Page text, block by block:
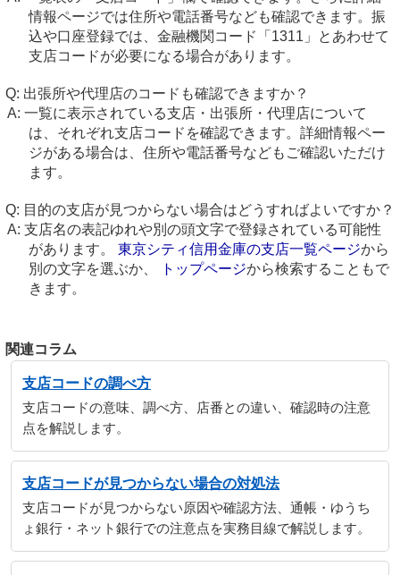
情報ページでは住所や電話番号なども確認できます。振
込や口座登録では、金融機関コード「1311」とあわせて
支店コードが必要になる場合があります。
出張所や代理店のコードも確認できますか？
一覧に表示されている支店・出張所・代理店について
は、それぞれ支店コードを確認できます。詳細情報ペー
ジがある場合は、住所や電話番号などもご確認いただけ
ます。
目的の支店が見つからない場合はどうすればよいですか？
支店名の表記ゆれや別の頭文字で登録されている可能性
があります。 東京シティ信用金庫の支店一覧ページから
別の文字を選ぶか、
トップページから検索することもで
きます。
関連コラム
支店コードの調べ方
支店コードの意味、調べ方、店番との違い、確認時の注意
点を解説します。
支店コードが見つからない場合の対処法
支店コードが見つからない原因や確認方法、通帳・ゆうち
ょ銀行・ネット銀行での注意点を実務目線で解説します。